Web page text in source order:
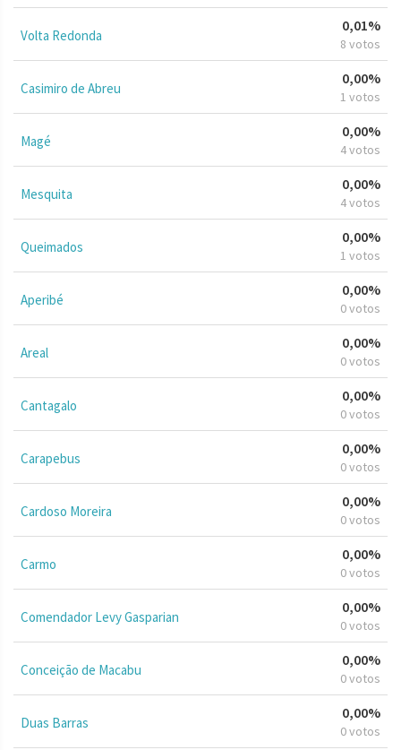
Volta Redonda
0,01%
8 votos
Casimiro de Abreu
0,00%
1 votos
Magé
0,00%
4 votos
Mesquita
0,00%
4 votos
Queimados
0,00%
1 votos
Aperibé
0,00%
0 votos
Areal
0,00%
0 votos
Cantagalo
0,00%
0 votos
Carapebus
0,00%
0 votos
Cardoso Moreira
0,00%
0 votos
Carmo
0,00%
0 votos
Comendador Levy Gasparian
0,00%
0 votos
Conceição de Macabu
0,00%
0 votos
Duas Barras
0,00%
0 votos